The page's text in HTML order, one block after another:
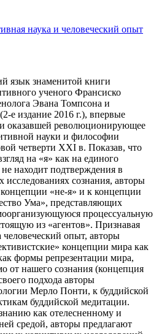
наука и человеческий опыт
язык знаменитой книги
ученого Франсиско
Эвана Томпсона и
е издание 2016 г.), впервые
оказавшей революционирующее
науки и философии
четверти XXI в. Показав, что
на «я» как на единого
находит подтверждения в
сознания, авторы
«не-я» и к концепции
Ума», представляющих
процессуальную
из «агентов». Признавая
опыт, авторы
концепции мира как
формы репрезентации мира,
от нашего сознания (концепция
подхода авторы
Мерло Понти, к буддийской
буддийской медитации.
как отелесненному и
средой, авторы предлагают